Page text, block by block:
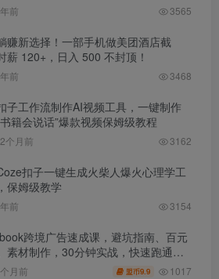
前 3565
赚新选择！一部手机做美团酒店截
薪 120+，日入 500 不封顶！
前 3468
子工作流制作AI视频工具，一键制作
籍会说话”爆款视频保姆级教程
个月前 3162
扣子一键生成火柴人爆火心理学工
保姆级教学
前 3154
跨境广告速成课，避坑指南、百元
素材制作，30分钟实战，快速跑通首
月前 盟币9.9 1017